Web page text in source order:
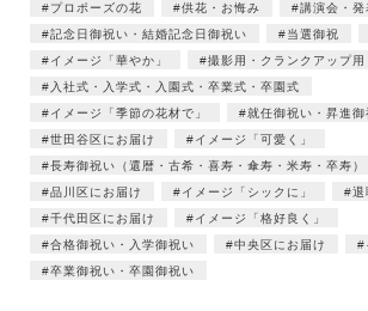
プロポーズの花
供花・お悔み
講演会・発
記念日御祝い・結婚記念日御祝い
当選御祝
イメージ「華やか」
撮影用・クランクアップ用
入社式・入学式・入園式・卒業式・卒園式
イメージ「季節の花材で」
就任御祝い・昇進御
世田谷区にお届け
イメージ「可愛く」
長寿御祝い（還暦・古希・喜寿・傘寿・米寿・卒寿）
品川区にお届け
イメージ「シックに」
退
千代田区にお届け
イメージ「格好良く」
合格御祝い・入学御祝い
中央区にお届け
卒業御祝い・卒園御祝い